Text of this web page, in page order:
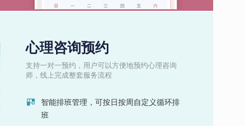
心理咨询预约
支持一对一预约，用户可以方便地预约心理咨询
师，线上完成整套服务流程
智能排班管理，可按日按周自定义循环排
班